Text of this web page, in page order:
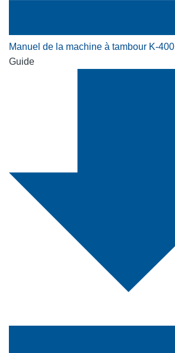
Manuel de la machine à tambour K-400
Guide